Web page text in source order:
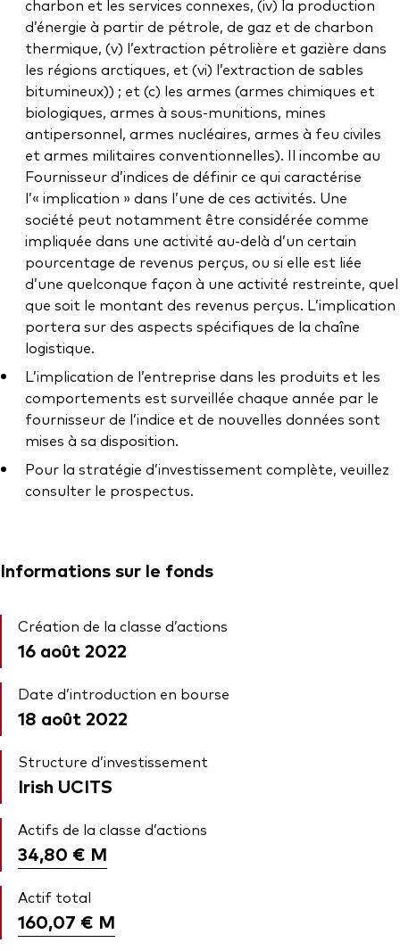
charbon et les services connexes, (iv) la production
d’énergie à partir de pétrole, de gaz et de charbon
thermique, (v) l’extraction pétrolière et gazière dans
les régions arctiques, et (vi) l’extraction de sables
bitumineux)) ; et (c) les armes (armes chimiques et
biologiques, armes à sous-munitions, mines
antipersonnel, armes nucléaires, armes à feu civiles
et armes militaires conventionnelles). Il incombe au
Fournisseur d’indices de définir ce qui caractérise
l’« implication » dans l’une de ces activités. Une
société peut notamment être considérée comme
impliquée dans une activité au-delà d’un certain
pourcentage de revenus perçus, ou si elle est liée
d’une quelconque façon à une activité restreinte, quel
que soit le montant des revenus perçus. L’implication
portera sur des aspects spécifiques de la chaîne
logistique.
L’implication de l’entreprise dans les produits et les
comportements est surveillée chaque année par le
fournisseur de l’indice et de nouvelles données sont
mises à sa disposition.
Pour la stratégie d’investissement complète, veuillez
consulter le prospectus.
Informations sur le fonds
Création de la classe d’actions
16 août 2022
Date d’introduction en bourse
18 août 2022
Structure d’investissement
Irish UCITS
Actifs de la classe d’actions
34,80 € M
Actif total
160,07 € M